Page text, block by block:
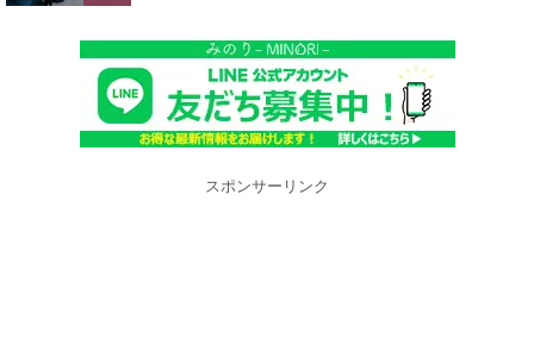
スポンサーリンク